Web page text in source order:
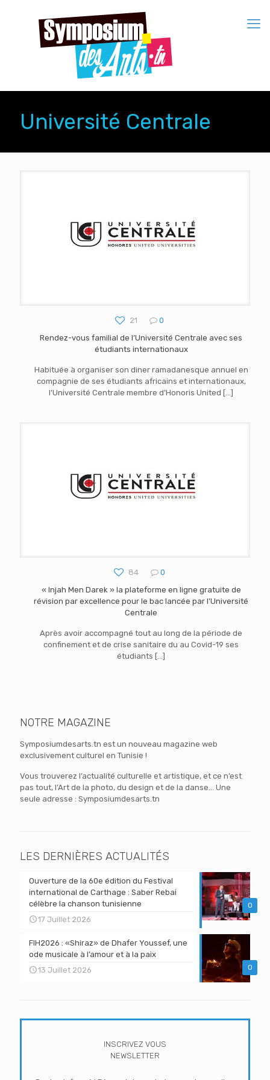
Université Centrale
21
0
Rendez-vous familial de l’Université Centrale avec ses
étudiants internationaux
Habituée à organiser son diner ramadanesque annuel en
compagnie de ses étudiants africains et internationaux,
l’Université Centrale membre d’Honoris United […]
84
0
« Injah Men Darek » la plateforme en ligne gratuite de
révision par excellence pour le bac lancée par l’Université
Centrale
Après avoir accompagné tout au long de la période de
confinement et de crise sanitaire du au Covid-19 ses
étudiants […]
NOTRE MAGAZINE
Symposiumdesarts.tn est un nouveau magazine web
exclusivement culturel en Tunisie !
Vous trouverez l’actualité culturelle et artistique, et ce n’est
pas tout, l’Art de la photo, du design et de la danse… Une
seule adresse : Symposiumdesarts.tn
LES DERNIÈRES ACTUALITÉS
0
Ouverture de la 60e édition du Festival
international de Carthage : Saber Rebai
célèbre la chanson tunisienne
17 Juillet 2026
0
FIH2026 : «Shiraz» de Dhafer Youssef, une
ode musicale à l’amour et à la paix
13 Juillet 2026
INSCRIVEZ VOUS
NEWSLETTER